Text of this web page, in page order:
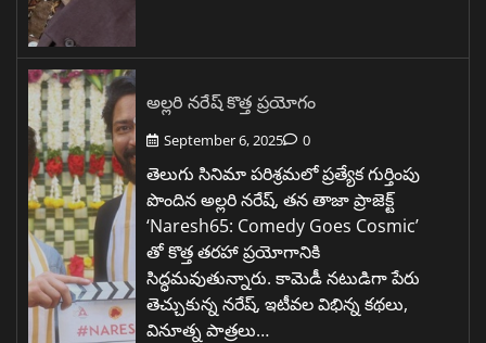
అల్లరి నరేష్ కొత్త ప్రయోగం
September 6, 2025 0
తెలుగు సినిమా పరిశ్రమలో ప్రత్యేక గుర్తింపు
పొందిన అల్లరి నరేష్, తన తాజా ప్రాజెక్ట్
‘Naresh65: Comedy Goes Cosmic’
తో కొత్త తరహా ప్రయోగానికి
సిద్ధమవుతున్నారు. కామెడీ నటుడిగా పేరు
తెచ్చుకున్న నరేష్, ఇటీవల విభిన్న కథలు,
వినూత్న పాత్రలు…